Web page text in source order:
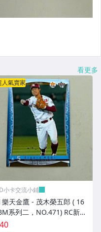
看更多
人氣賣家
小卡交流小鋪
系列二，NO.471) RC新人